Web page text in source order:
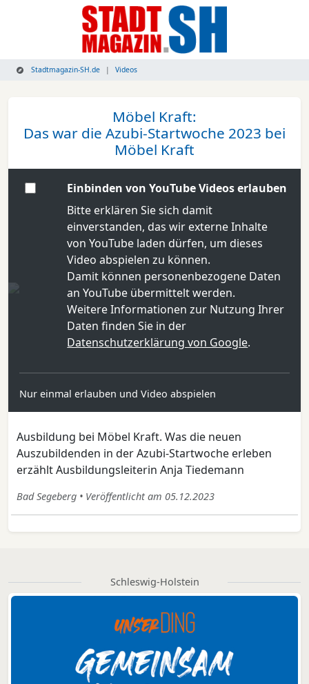
Stadtmagazin-SH.de Videos
Möbel Kraft:
Das war die Azubi-Startwoche 2023 bei
Möbel Kraft
Einbinden von YouTube Videos erlauben
Bitte erklären Sie sich damit
einverstanden, das wir externe Inhalte
von YouTube laden dürfen, um dieses
Video abspielen zu können.
Damit können personenbezogene Daten
an YouTube übermittelt werden.
Weitere Informationen zur Nutzung Ihrer
Daten finden Sie in der
Datenschutzerklärung von Google.
Nur einmal erlauben und Video abspielen
Ausbildung bei Möbel Kraft. Was die neuen
Auszubildenden in der Azubi-Startwoche erleben
erzählt Ausbildungsleiterin Anja Tiedemann
Bad Segeberg • Veröffentlicht am 05.12.2023
Schleswig-Holstein